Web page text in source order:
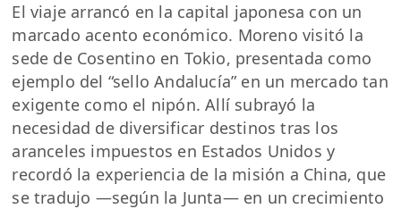
El viaje arrancó en la capital japonesa con un
marcado acento económico. Moreno visitó la
sede de Cosentino en Tokio, presentada como
ejemplo del “sello Andalucía” en un mercado tan
exigente como el nipón. Allí subrayó la
necesidad de diversificar destinos tras los
aranceles impuestos en Estados Unidos y
recordó la experiencia de la misión a China, que
se tradujo —según la Junta— en un crecimiento